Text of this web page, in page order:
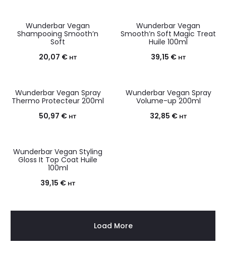
Wunderbar Vegan
Shampooing Smooth’n
Soft
20,07 € HT
Wunderbar Vegan
Smooth’n Soft Magic Treat
Huile 100ml
39,15 € HT
Wunderbar Vegan Spray
Thermo Protecteur 200ml
50,97 € HT
Wunderbar Vegan Spray
Volume-up 200ml
32,85 € HT
Wunderbar Vegan Styling
Gloss It Top Coat Huile
100ml
39,15 € HT
Load More